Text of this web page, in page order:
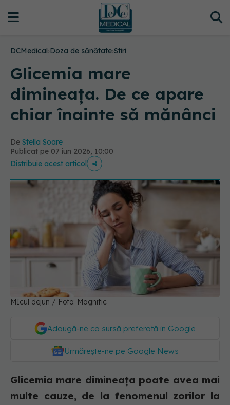
DCMedical›Doza de sănătate›Stiri
Glicemia mare
dimineața. De ce apare
chiar înainte să mănânci
De Stella Soare
Publicat pe 07 iun 2026, 10:00
Distribuie acest articol
MIcul dejun / Foto: Magnific
Adaugă-ne ca sursă preferată în Google
Urmărește-ne pe Google News
Glicemia mare dimineața poate avea mai
multe cauze, de la fenomenul zorilor la